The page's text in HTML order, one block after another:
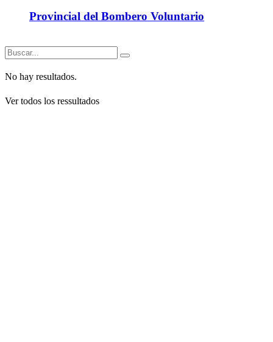
Provincial del Bombero Voluntario
No hay resultados.
Ver todos los ressultados